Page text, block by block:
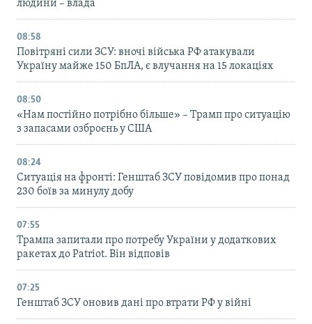
людини – влада
08:58
Повітряні сили ЗСУ: вночі війська РФ атакували
Україну майже 150 БпЛА, є влучання на 15 локаціях
08:50
«Нам постійно потрібно більше» – Трамп про ситуацію
з запасами озброєнь у США
08:24
Ситуація на фронті: Генштаб ЗСУ повідомив про понад
230 боїв за минулу добу
07:55
Трампа запитали про потребу України у додаткових
ракетах до Patriot. Він відповів
07:25
Генштаб ЗСУ оновив дані про втрати РФ у війні